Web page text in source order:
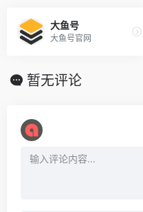
大鱼号
大鱼号官网
暂无评论